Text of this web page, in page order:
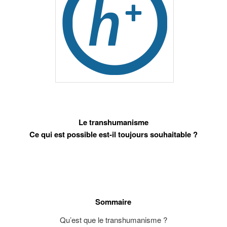
Le transhumanisme
Ce qui est possible est-il toujours souhaitable ?
Sommaire
Qu’est que le transhumanisme ?